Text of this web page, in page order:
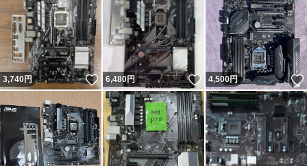
3,740円 いいね！
6,480円 いいね！
4,500円